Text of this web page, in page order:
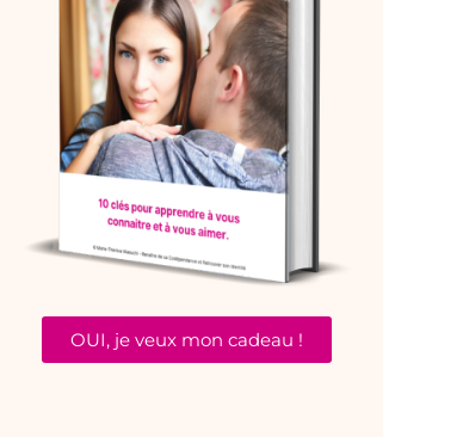
OUI, je veux mon cadeau !